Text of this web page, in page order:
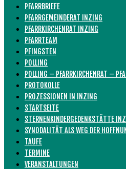
PFARRBRIEFE
PFARRGEMEINDERAT INZING
PFARRKIRCHENRAT INZING
PFARRTEAM
PFINGSTEN
POLLING
POLLING – PFARRKIRCHENRAT –
PROTOKOLLE
PROZESSIONEN IN INZING
STARTSEITE
STERNENKINDERGEDENKSTÄTTE
SYNODALITÄT ALS WEG DER
TAUFE
TERMINE
VERANSTALTUNGEN